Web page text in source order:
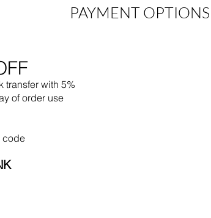
PAYMENT OPTIONS
transfer with 5%
of order use
code